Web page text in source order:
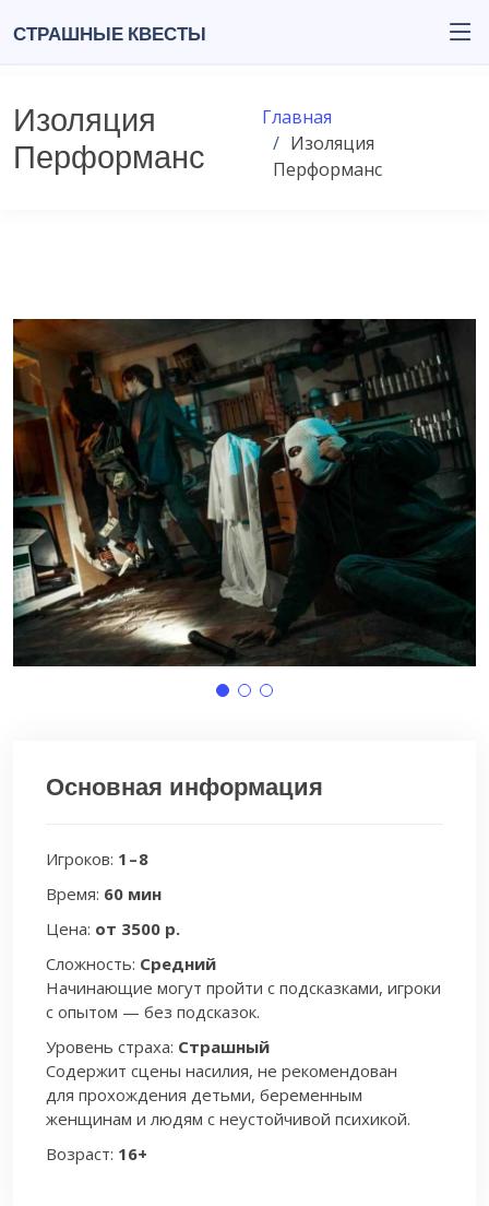
Страшные квесты
Изоляция
Перформанс
Главная
Изоляция
Перформанс
Основная информация
Игроков: 1 – 8
Время: 60 мин
Цена: от 3500 р.
Сложность: Средний
Начинающие могут пройти с подсказками, игроки
с опытом — без подсказок.
Уровень страха: Страшный
Содержит сцены насилия, не рекомендован
для прохождения детьми, беременным
женщинам и людям с неустойчивой психикой.
Возраст: 16+